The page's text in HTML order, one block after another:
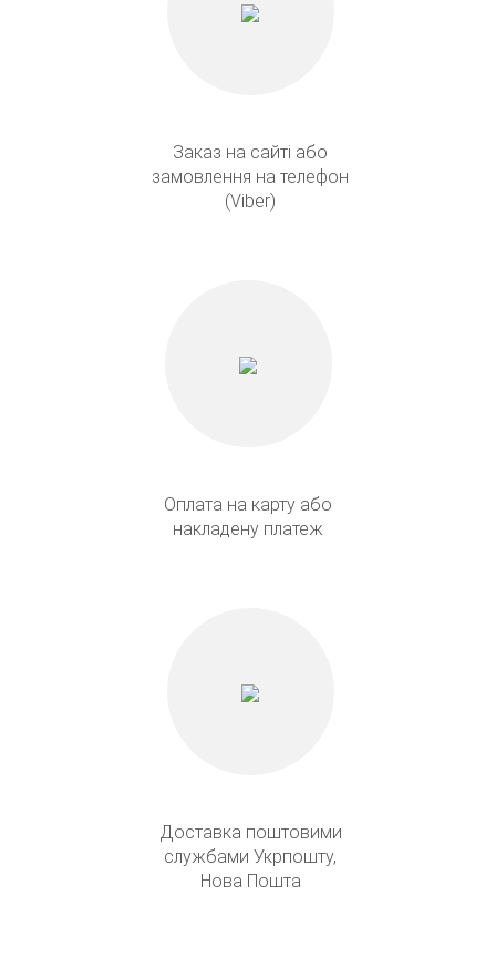
Заказ на сайті або
замовлення на телефон
(Viber)
Оплата на карту або
накладену платеж
Доставка поштовими
службами Укрпошту,
Нова Пошта